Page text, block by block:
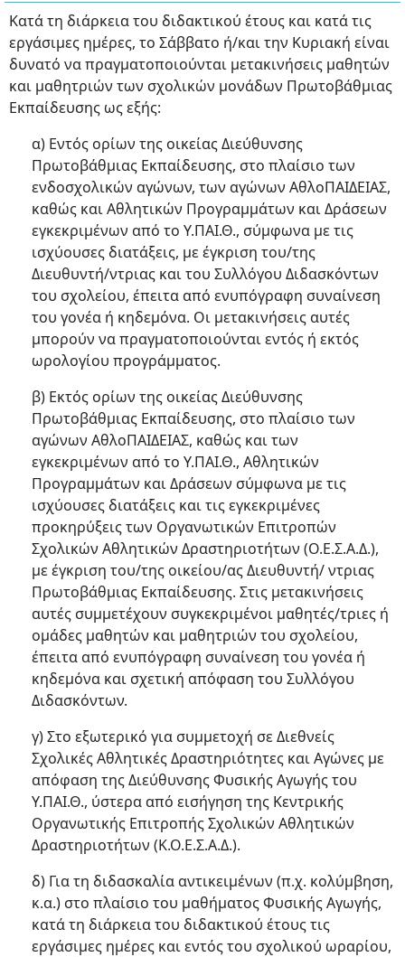
Κατά τη διάρκεια του διδακτικού έτους και κατά τις
εργάσιμες ημέρες, το Σάββατο ή/και την Κυριακή είναι
δυνατό να πραγματοποιούνται μετακινήσεις μαθητών
και μαθητριών των σχολικών μονάδων Πρωτοβάθμιας
Εκπαίδευσης ως εξής:
α) Εντός ορίων της οικείας Διεύθυνσης
Πρωτοβάθμιας Εκπαίδευσης, στο πλαίσιο των
ενδοσχολικών αγώνων, των αγώνων ΑθλοΠΑΙΔΕΙΑΣ,
καθώς και Αθλητικών Προγραμμάτων και Δράσεων
εγκεκριμένων από το Υ.ΠΑΙ.Θ., σύμφωνα με τις
ισχύουσες διατάξεις, με έγκριση του/της
Διευθυντή/ντριας και του Συλλόγου Διδασκόντων
του σχολείου, έπειτα από ενυπόγραφη συναίνεση
του γονέα ή κηδεμόνα. Οι μετακινήσεις αυτές
μπορούν να πραγματοποιούνται εντός ή εκτός
ωρολογίου προγράμματος.
β) Εκτός ορίων της οικείας Διεύθυνσης
Πρωτοβάθμιας Εκπαίδευσης, στο πλαίσιο των
αγώνων ΑθλοΠΑΙΔΕΙΑΣ, καθώς και των
εγκεκριμένων από το Υ.ΠΑΙ.Θ., Αθλητικών
Προγραμμάτων και Δράσεων σύμφωνα με τις
ισχύουσες διατάξεις και τις εγκεκριμένες
προκηρύξεις των Οργανωτικών Επιτροπών
Σχολικών Αθλητικών Δραστηριοτήτων (Ο.Ε.Σ.Α.Δ.),
με έγκριση του/της οικείου/ας Διευθυντή/ ντριας
Πρωτοβάθμιας Εκπαίδευσης. Στις μετακινήσεις
αυτές συμμετέχουν συγκεκριμένοι μαθητές/τριες ή
ομάδες μαθητών και μαθητριών του σχολείου,
έπειτα από ενυπόγραφη συναίνεση του γονέα ή
κηδεμόνα και σχετική απόφαση του Συλλόγου
Διδασκόντων.
γ) Στο εξωτερικό για συμμετοχή σε Διεθνείς
Σχολικές Αθλητικές Δραστηριότητες και Αγώνες με
απόφαση της Διεύθυνσης Φυσικής Αγωγής του
Υ.ΠΑΙ.Θ., ύστερα από εισήγηση της Κεντρικής
Οργανωτικής Επιτροπής Σχολικών Αθλητικών
Δραστηριοτήτων (Κ.Ο.Ε.Σ.Α.Δ.).
δ) Για τη διδασκαλία αντικειμένων (π.χ. κολύμβηση,
κ.α.) στο πλαίσιο του μαθήματος Φυσικής Αγωγής,
κατά τη διάρκεια του διδακτικού έτους τις
εργάσιμες ημέρες και εντός του σχολικού ωραρίου,